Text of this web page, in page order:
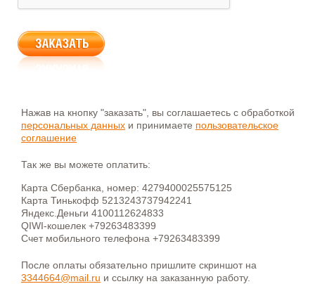
Нажав на кнопку "заказать", вы соглашаетесь с обработкой
персональных данных и принимаете пользовательское
соглашение
Так же вы можете оплатить:
Карта Сбербанка, номер: 4279400025575125
Карта Тинькофф 5213243737942241
Яндекс.Деньги 4100112624833
QIWI-кошелек +79263483399
Счет мобильного телефона +79263483399
После оплаты обязательно пришлите скриншот на
3344664@mail.ru и ссылку на заказанную работу.